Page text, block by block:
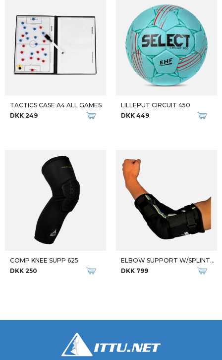
TACTICS CASE A4 ALL GAMES
DKK 249
LILLEPUT CIRCUIT 450
DKK 449
COMP KNEE SUPP 625
DKK 250
ELBOW SUPPORT W/SPLINTS 6603
DKK 799